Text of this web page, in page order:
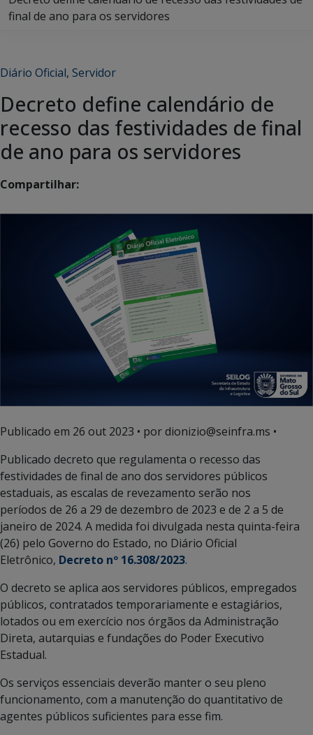
final de ano para os servidores
Diário Oficial, Servidor
Decreto define calendário de
recesso das festividades de final
de ano para os servidores
Compartilhar:
Publicado em 26 out 2023 • por dionizio@seinfra.ms •
Publicado decreto que regulamenta o recesso das
festividades de final de ano dos servidores públicos
estaduais, as escalas de revezamento serão nos
períodos de 26 a 29 de dezembro de 2023 e de 2 a 5 de
janeiro de 2024. A medida foi divulgada nesta quinta-feira
(26) pelo Governo do Estado, no Diário Oficial
Eletrônico, Decreto nº 16.308/2023.
O decreto se aplica aos servidores públicos, empregados
públicos, contratados temporariamente e estagiários,
lotados ou em exercício nos órgãos da Administração
Direta, autarquias e fundações do Poder Executivo
Estadual.
Os serviços essenciais deverão manter o seu pleno
funcionamento, com a manutenção do quantitativo de
agentes públicos suficientes para esse fim.